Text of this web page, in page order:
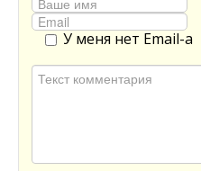
У меня нет Email-а